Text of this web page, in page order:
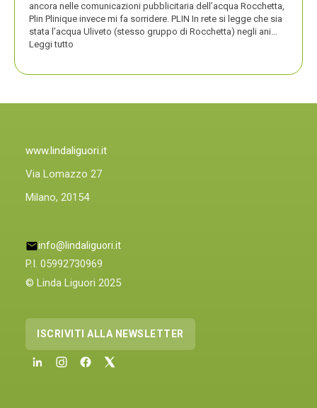
ancora nelle comunicazioni pubblicitaria dell’acqua Rocchetta,
Plin Plinique invece mi fa sorridere. PLIN In rete si legge che sia
stata l’acqua Uliveto (stesso gruppo di Rocchetta) negli ani…
Leggi tutto
www.lindaliguori.it
Via Lomazzo 27
Milano, 20154
info@lindaliguori.it
P.I. 05992730969
© Linda Liguori 2025
ISCRIVITI ALLA NEWSLETTER